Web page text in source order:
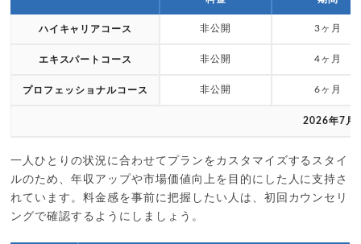
ハイキャリアコース 非公開 3ヶ月
エキスパートコース 非公開 4ヶ月
プロフェッショナルコース 非公開 6ヶ月
2026年7月
一人ひとりの状況に合わせてプランをカスタマイズするスタイ
ルのため、年収アップや市場価値向上を目的にした人に支持さ
れています。料金感を事前に把握したい人は、初回カウンセリ
ングで確認するようにしましょう。